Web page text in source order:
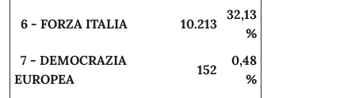
6 - FORZA ITALIA 10.213
32,13
%
7 - DEMOCRAZIA
EUROPEA
152
0,48
%